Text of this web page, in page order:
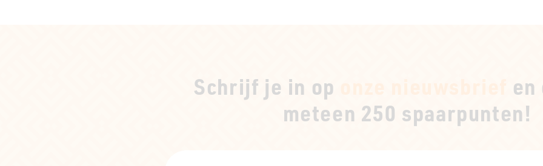
Schrijf je in op
meteen 250 spaarpunten!